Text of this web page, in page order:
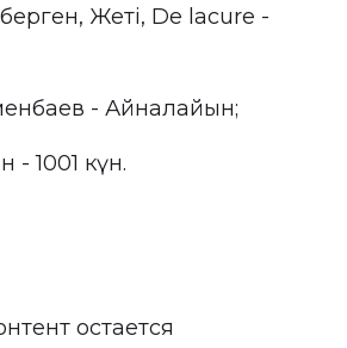
Жеті, De lacure -
- Айналайын;
- 1001 күн.
остается